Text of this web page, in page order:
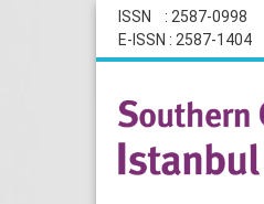
ISSN : 2587-0998
E-ISSN : 2587-1404